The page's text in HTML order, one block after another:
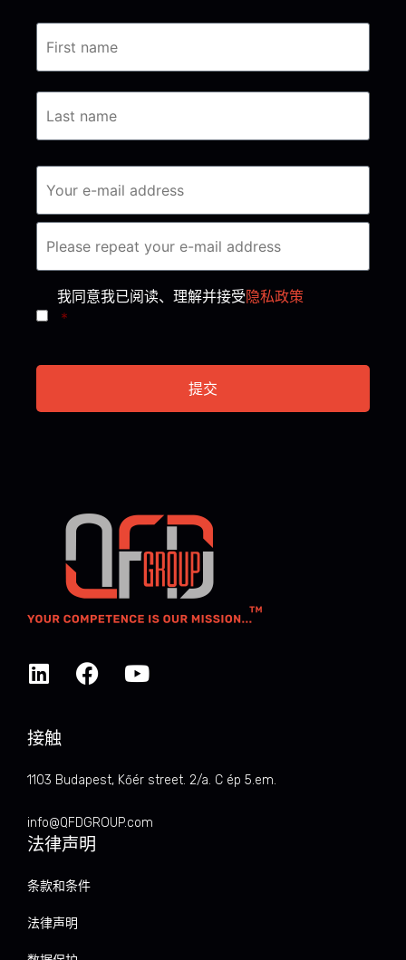
Consent *
我同意我已阅读、理解并接受隐私政策
*
接触
1103 Budapest, Kőér street. 2/a. C ép 5.em.
info@QFDGROUP.com
法律声明
条款和条件
法律声明